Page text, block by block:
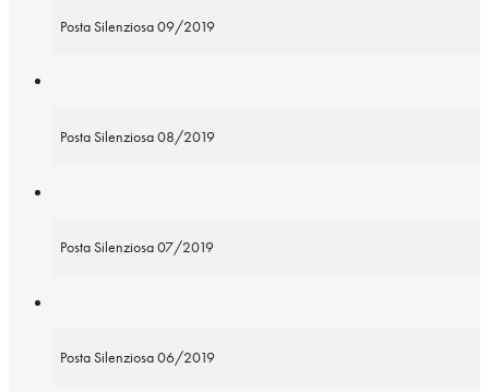
Posta Silenziosa 09/2019
Posta Silenziosa 08/2019
Posta Silenziosa 07/2019
Posta Silenziosa 06/2019